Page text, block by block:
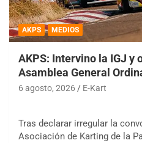
AKPS MEDIOS
AKPS: Intervino la IGJ y
Asamblea General
6 agosto, 2026 E-Kart
Tras declarar irregular la
Asociación de Karting de la